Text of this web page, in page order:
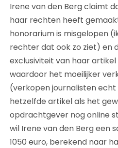
Irene van den Berg claimt
haar rechten heeft
honorarium is misgelopen
rechter dat ook zo ziet) en
exclusiviteit van haar
waardoor het moeilijker
(verkopen journalisten
hetzelfde artikel als het
opdrachtgever nog online
wil Irene van den Berg een
1050 euro, berekend naar